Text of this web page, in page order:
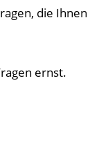
die
ernst.